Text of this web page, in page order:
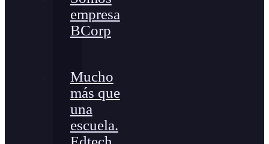
empresa
BCorp
Mucho
más que
una
escuela.